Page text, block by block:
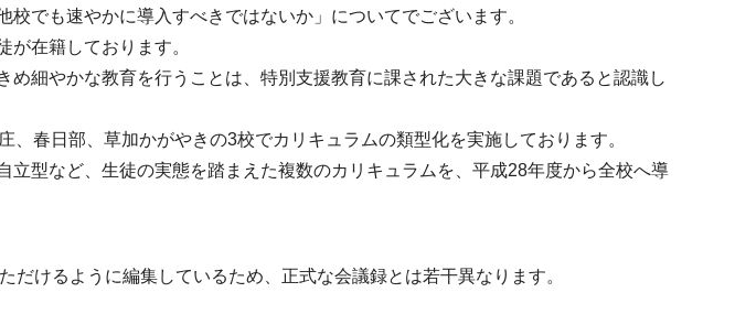
でも速やかに導入すべきではないか」についてでございます。
在籍しております。
細やかな教育を行うことは、特別支援教育に課された大きな課題であると認識し
春日部、草加かがやきの3校でカリキュラムの類型化を実施しております。
立型など、生徒の実態を踏まえた複数のカリキュラムを、平成28年度から全校へ導
だけるように編集しているため、正式な会議録とは若干異なります。